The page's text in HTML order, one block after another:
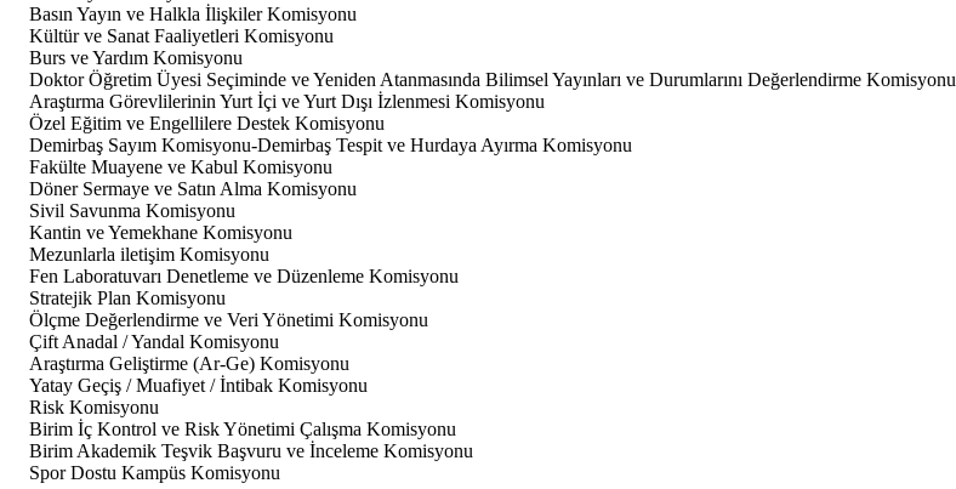
Basın Yayın ve Halkla İlişkiler Komisyonu
Kültür ve Sanat Faaliyetleri Komisyonu
Burs ve Yardım Komisyonu
Doktor Öğretim Üyesi Seçiminde ve Yeniden Atanmasında Bilimsel Yayınları ve Durumlarını Değerlendirme Komisyonu
Araştırma Görevlilerinin Yurt İçi ve Yurt Dışı İzlenmesi Komisyonu
Özel Eğitim ve Engellilere Destek Komisyonu
Demirbaş Sayım Komisyonu-Demirbaş Tespit ve Hurdaya Ayırma Komisyonu
Fakülte Muayene ve Kabul Komisyonu
Döner Sermaye ve Satın Alma Komisyonu
Sivil Savunma Komisyonu
Kantin ve Yemekhane Komisyonu
Mezunlarla iletişim Komisyonu
Fen Laboratuvarı Denetleme ve Düzenleme Komisyonu
Stratejik Plan Komisyonu
Ölçme Değerlendirme ve Veri Yönetimi Komisyonu
Çift Anadal / Yandal Komisyonu
Araştırma Geliştirme (Ar-Ge) Komisyonu
Yatay Geçiş / Muafiyet / İntibak Komisyonu
Risk Komisyonu
Birim İç Kontrol ve Risk Yönetimi Çalışma Komisyonu
Birim Akademik Teşvik Başvuru ve İnceleme Komisyonu
Spor Dostu Kampüs Komisyonu